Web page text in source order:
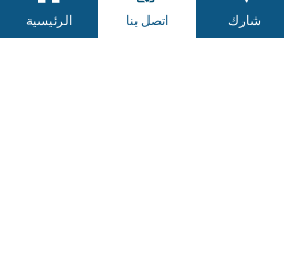
الرئيسية اتصل بنا شارك